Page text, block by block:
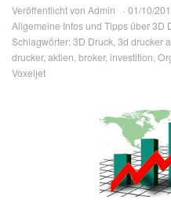
Veröffentlicht von Admin 01/10/
Allgemeine Infos und Tipps über 3D
Schlagwörter:3D Druck, 3d drucker
drucker, aktien, broker, investition,
Voxeljet